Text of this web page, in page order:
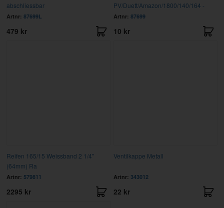
abschliessbar
Artnr: 87699L
479 kr
PV/Duett/Amazon/1800/140/164 -
Artnr: 87699
10 kr
Reifen 165/15 Weissband 2 1/4"
(64mm) Ra
Artnr: 579811
2295 kr
Ventilkappe Metall
Artnr: 343012
22 kr